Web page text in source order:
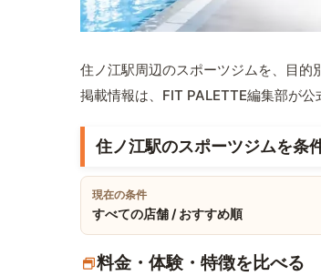
住ノ江駅周辺のスポーツジムを、目的
掲載情報は、FIT PALETTE編集部が公
住ノ江駅のスポーツジムを条
現在の条件
すべての店舗 / おすすめ順
料金・体験・特徴を比べる